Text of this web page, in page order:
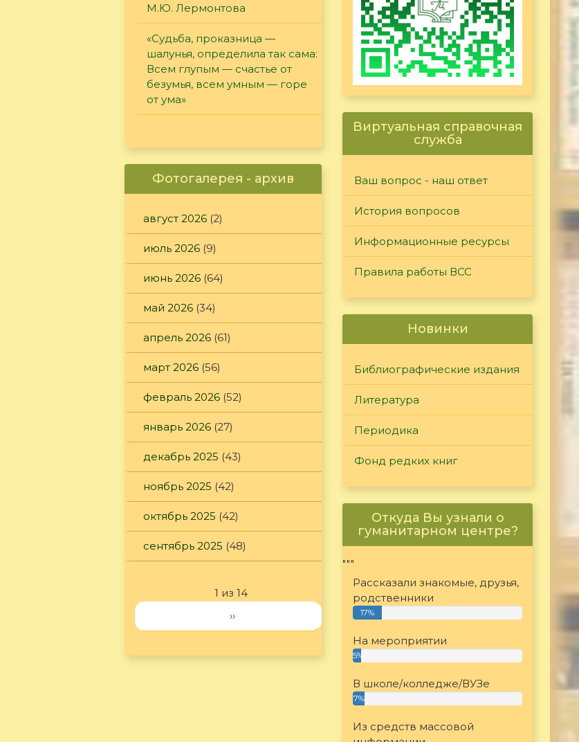
М.Ю. Лермонтова
«Судьба, проказница —
шалунья, определила так сама:
Всем глупым — счастье от
безумья, всем умным — горе
от ума»
Фотогалерея - архив
август 2026 (2)
июль 2026 (9)
июнь 2026 (64)
май 2026 (34)
апрель 2026 (61)
март 2026 (56)
февраль 2026 (52)
январь 2026 (27)
декабрь 2025 (43)
ноябрь 2025 (42)
октябрь 2025 (42)
сентябрь 2025 (48)
1 из 14
››
Виртуальная справочная
служба
Ваш вопрос - наш ответ
История вопросов
Информационные ресурсы
Правила работы ВСС
Новинки
Библиографические издания
Литература
Периодика
Фонд редких книг
Откуда Вы узнали о
гуманитарном центре?
"""
Рассказали знакомые, друзья,
родственники
17%
На мероприятии
5%
В школе/колледже/ВУЗе
7%
Из средств массовой